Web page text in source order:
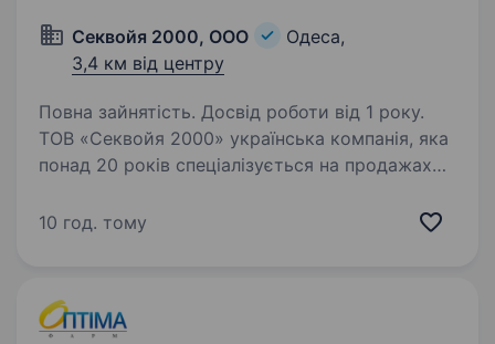
Секвойя 2000, ООО
Одеса,
3,4 км від центру
Повна зайнятість. Досвід роботи від 1 року.
ТОВ «Секвойя 2000» українська компанія, яка
понад 20 років спеціалізується на продажах
та сантехніки. Маємо власну
10 год. тому